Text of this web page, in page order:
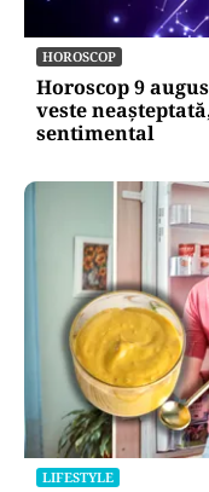
HOROSCOP
Horoscop 9
veste
sentimental
LIFESTYLE